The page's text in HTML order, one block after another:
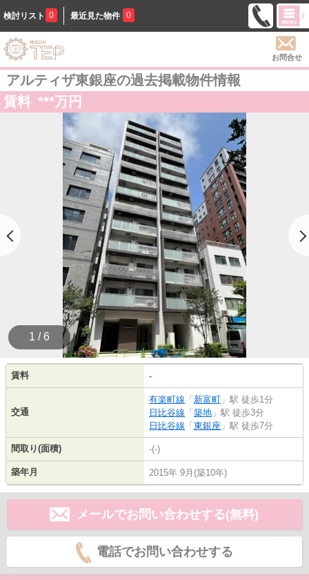
検討リスト 0 最近見た物件 0
お問合せ
アルティザ東銀座の過去掲載物件情報
賃料 ***万円
1 / 6
賃料 -
交通
有楽町線 「 新富町 」駅 徒歩1分
日比谷線 「 築地 」駅 徒歩3分
日比谷線 「 東銀座 」駅 徒歩7分
間取り(面積) -(-)
築年月 2015年 9月(築10年)
メールでお問い合わせする(無料)
電話でお問い合わせする